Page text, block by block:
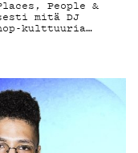
People &
mitä DJ
kulttuuria…